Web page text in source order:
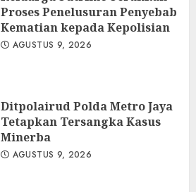
Proses Penelusuran Penyebab
Kematian kepada Kepolisian
AGUSTUS 9, 2026
Ditpolairud Polda Metro Jaya
Tetapkan Tersangka Kasus
Minerba
AGUSTUS 9, 2026